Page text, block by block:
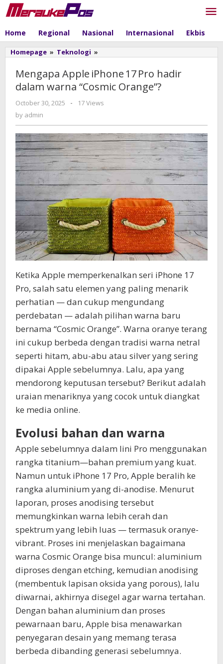
Skip
to
Home Regional Nasional Internasional Ekbis
Homepage » Teknologi »
hadir
dalam
warna
Mengapa Apple iPhone 17 Pro hadir
dalam warna “Cosmic Orange”?
October 30, 2025
by
-
17 Views
by admin
Ketika Apple memperkenalkan seri iPhone 17
Pro, salah satu elemen yang paling menarik
perhatian — dan cukup mengundang
perdebatan — adalah pilihan warna baru
bernama “Cosmic Orange”. Warna oranye terang
ini cukup berbeda dengan tradisi warna netral
seperti hitam, abu-abu atau silver yang sering
dipakai Apple sebelumnya. Lalu, apa yang
mendorong keputusan tersebut? Berikut adalah
uraian menariknya yang cocok untuk diangkat
ke media online.
Evolusi bahan dan warna
Apple sebelumnya dalam lini Pro menggunakan
rangka titanium—bahan premium yang kuat.
Namun untuk iPhone 17 Pro, Apple beralih ke
rangka aluminium yang di-anodise. Menurut
laporan, proses anodising tersebut
memungkinkan warna lebih cerah dan
spektrum yang lebih luas — termasuk oranye-
vibrant. Proses ini menjelaskan bagaimana
warna Cosmic Orange bisa muncul: aluminium
diproses dengan etching, kemudian anodising
(membentuk lapisan oksida yang porous), lalu
diwarnai, akhirnya disegel agar warna tertahan.
Dengan bahan aluminium dan proses
pewarnaan baru, Apple bisa menawarkan
penyegaran desain yang memang terasa
berbeda dibanding generasi sebelumnya.